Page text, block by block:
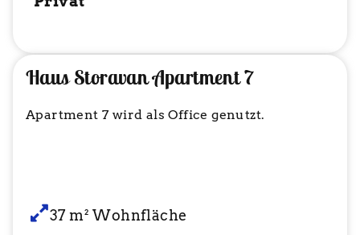
Haus Storavan Apartment 7
Apartment 7 wird als Office genutzt.
37 m² Wohnfläche